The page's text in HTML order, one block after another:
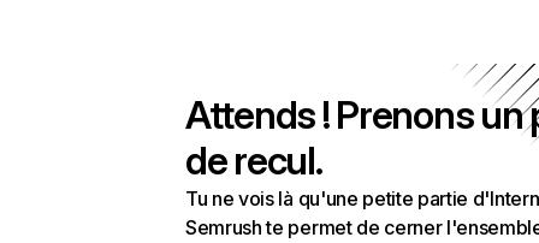
Attends ! Prenons un
de recul.
Tu ne vois là qu'une petite partie
Semrush te permet de cerner